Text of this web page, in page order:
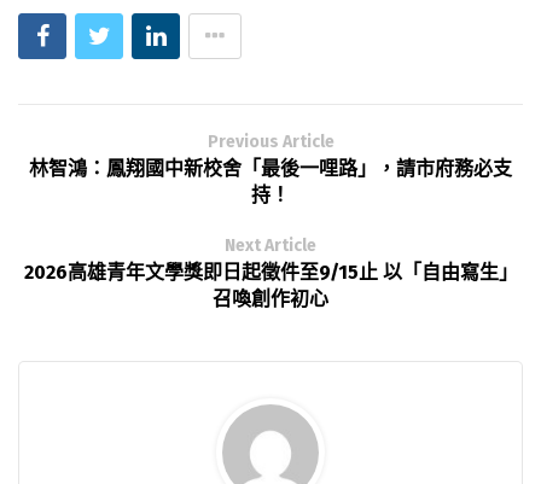
Previous Article
林智鴻：鳳翔國中新校舍「最後一哩路」，請市府務必支
持！
Next Article
2026高雄青年文學獎即日起徵件至9/15止 以「自由寫生」
召喚創作初心